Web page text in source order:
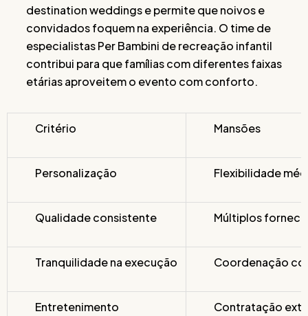
destination weddings e permite que noivos e
convidados foquem na experiência. O time de
especialistas Per Bambini de recreação infantil
contribui para que famílias com diferentes faixas
etárias aproveitem o evento com conforto.
Critério Mansões
Personalização Flexibilidade
Qualidade consistente Múltiplos
Tranquilidade na execução Coordenação
Entretenimento Contratação